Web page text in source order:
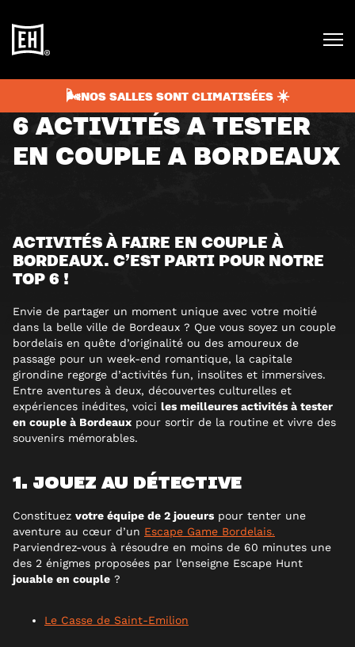
🌬️NOS SALLES SONT CLIMATISÉES ☀️
6 ACTIVITÉS A TESTER
EN COUPLE A BORDEAUX
ACTIVITÉS À FAIRE EN COUPLE À
BORDEAUX. C’EST PARTI POUR NOTRE
TOP 6 !
Envie de partager un moment unique avec votre moitié
dans la belle ville de Bordeaux ? Que vous soyez un couple
bordelais en quête d’originalité ou des amoureux de
passage pour un week-end romantique, la capitale
girondine regorge d’activités fun, insolites et immersives.
Entre aventures à deux, découvertes culturelles et
expériences inédites, voici les meilleures activités à tester
en couple à Bordeaux pour sortir de la routine et vivre des
souvenirs mémorables.
1. JOUEZ AU DÉTECTIVE
Constituez votre équipe de 2 joueurs pour tenter une
aventure au cœur d’un Escape Game Bordelais.
Parviendrez-vous à résoudre en moins de 60 minutes une
des 2 énigmes proposées par l’enseigne Escape Hunt
jouable en couple ?
Le Casse de Saint-Emilion